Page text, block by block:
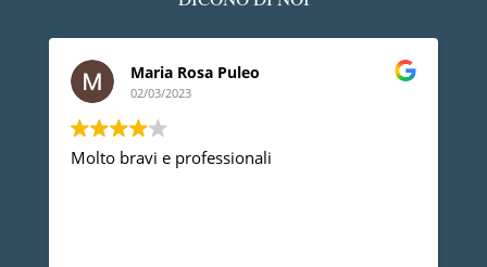
Maria Rosa Puleo
02/03/2023
Molto bravi e professionali